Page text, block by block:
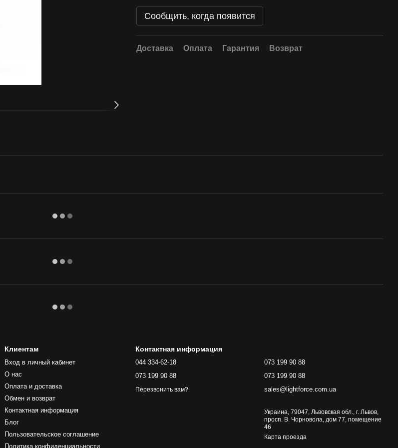
Сообщить, когда появится
Доставка Оплата Гарантия Возврат
Клиентам
Вход в личный кабинет
О нас
Оплата и доставка
Обмен и возврат
Контактная информация
Блог
Пользовательское соглашение
Политика конфиденциальности
Контактная информация
044 334-62-18
073 199 90 88
Перезвонить вам?
073 199 90 88
073 199 90 88
sales@lightforce.com.ua
Украина, 79047, Львовская обл., г. Львов,
просп. В. Чорновола, дом 77, помещение
46
Карта проезда